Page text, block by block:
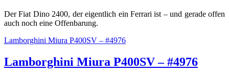
Der Fiat Dino 2400, der eigentlich ein Ferrari ist – und gerade offen
auch noch eine Offenbarung.
Lamborghini Miura P400SV – #4976
Lamborghini Miura P400SV – #4976